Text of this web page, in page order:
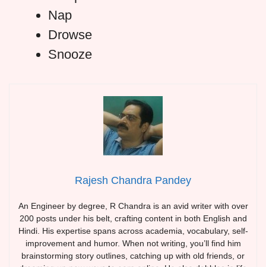
Nap
Drowse
Snooze
Rajesh Chandra Pandey
An Engineer by degree, R Chandra is an avid writer with over
200 posts under his belt, crafting content in both English and
Hindi. His expertise spans across academia, vocabulary, self-
improvement and humor. When not writing, you’ll find him
brainstorming story outlines, catching up with old friends, or